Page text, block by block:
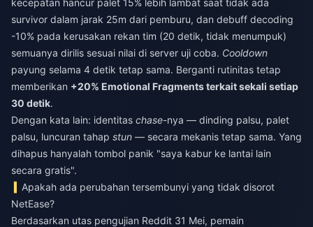
kecepatan hancur palet 15% lebih lambat saat tidak ada
survivor dalam jarak 25m dari pemburu, dan debuff decoding
-10% pada kerusakan rekan tim (20 detik, tidak menumpuk)
semuanya dirilis sesuai nilai di server uji coba. Cooldown
payung selama 4 detik tetap sama. Berganti rutinitas tetap
memberikan +20% Emotional Fragments terkait sekali setiap
30 detik.
Dengan kata lain: identitas chase-nya — dinding palsu, palet
palsu, luncuran tahap stun — secara mekanis tetap sama. Yang
dihapus hanyalah tombol panik "saya kabur ke lantai lain
secara gratis".
Apakah ada perubahan tersembunyi yang tidak disorot
NetEase?
Berdasarkan utas pengujian Reddit 31 Mei, pemain